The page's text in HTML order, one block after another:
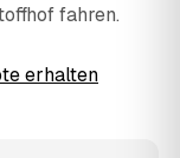
fahren.
erhalten